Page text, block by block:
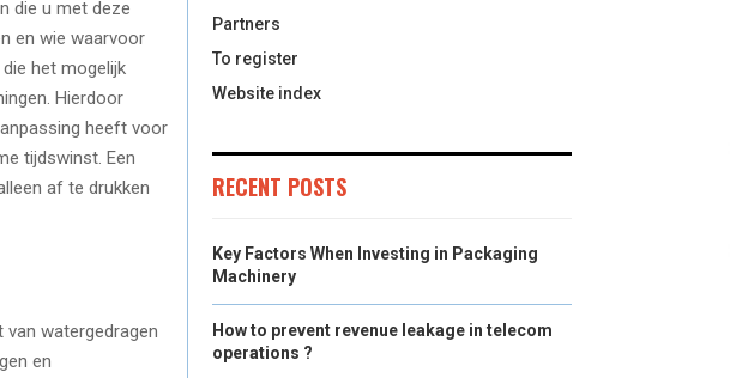
die u met deze
en wie waarvoor
het mogelijk
Hierdoor
heeft voor
tijdswinst. Een
af te drukken
watergedragen
en
Partners
To register
Website index
RECENT POSTS
Key Factors When Investing in Packaging
Machinery
How to prevent revenue leakage in telecom
operations ?